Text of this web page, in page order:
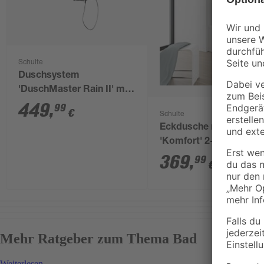
Schulte
Duschsystem
'DuschMaster Rain II' mit
Ablage, verchromt / weiß
449,99 € Schulte
Eckdusche mit
'Komfort' 2-teilig inkl.
116,4 x 70 x 140 cm
369,99 €
Mehr Ratgeber zum Thema Bad